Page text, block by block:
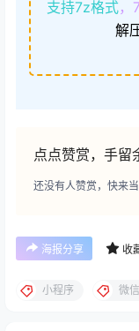
支持7z格式，
解
点点赞赏，手留
还没有人赞赏，快来
海报分享 收
小程序 微信